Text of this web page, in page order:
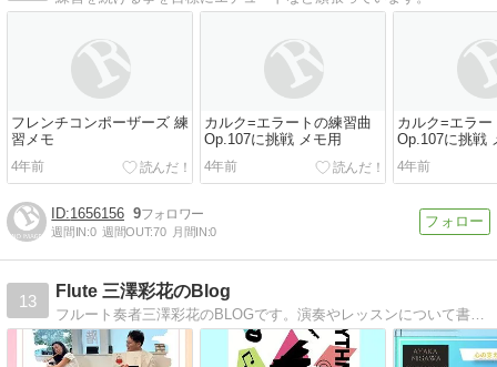
フレンチコンポーザーズ 練
習メモ
4年前
カルク=エラートの練習曲
Op.107に挑戦 メモ用
4年前
カルク=エラー
Op.107に挑戦
4年前
1656156 9
週間IN:0 週間OUT:70 月間IN:0
13
Flute 三澤彩花のBlog
フルート奏者三澤彩花のBLOGです。演奏やレッスンについて書いています。！演奏動画UP始めました！